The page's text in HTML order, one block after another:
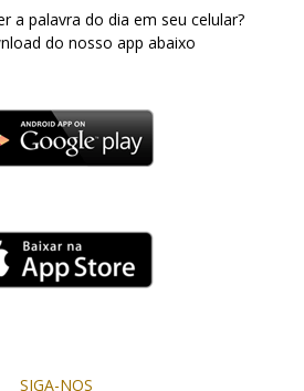
a palavra do dia em seu celular?
do nosso app abaixo
SIGA-NOS